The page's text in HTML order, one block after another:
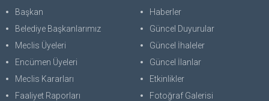
Başkan
Belediye Başkanlarımız
Meclis Üyeleri
Encümen Üyeleri
Meclis Kararları
Faaliyet Raporları
Haberler
Güncel Duyurular
Güncel İhaleler
Güncel İlanlar
Etkinlikler
Fotoğraf Galerisi